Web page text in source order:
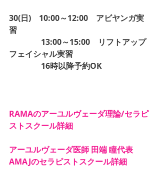
30(日)　10:00～12:00　アビヤンガ実
習
13:00～15:00　リフトアップ
フェイシャル実習
16時以降予約OK
RAMAのアーユルヴェーダ理論/セラピ
ストスクール詳細
アーユルヴェーダ医師 田端 瞳代表
AMAJのセラピストスクール詳細